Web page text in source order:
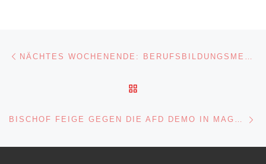
Beitragsnavigation
BISCHOF FEIGE GEGEN DIE AFD DEMO IN MAGDEBURG…